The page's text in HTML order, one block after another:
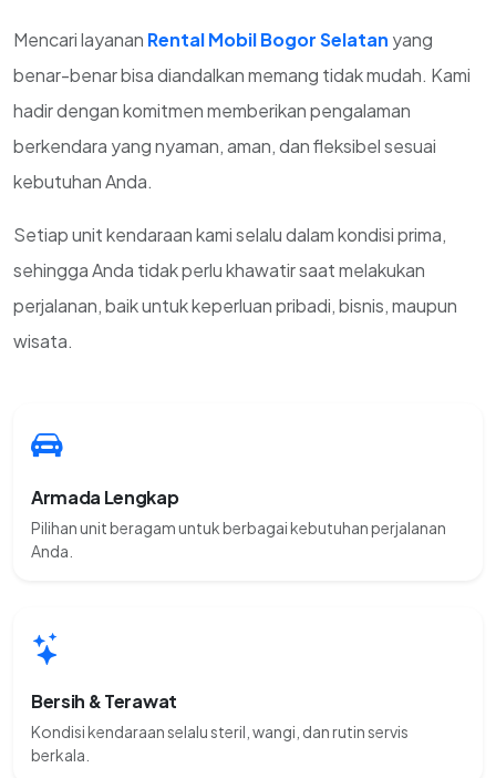
Mencari layanan Rental Mobil Bogor Selatan yang
benar-benar bisa diandalkan memang tidak mudah. Kami
hadir dengan komitmen memberikan pengalaman
berkendara yang nyaman, aman, dan fleksibel sesuai
kebutuhan Anda.
Setiap unit kendaraan kami selalu dalam kondisi prima,
sehingga Anda tidak perlu khawatir saat melakukan
perjalanan, baik untuk keperluan pribadi, bisnis, maupun
wisata.
Armada Lengkap
Pilihan unit beragam untuk berbagai kebutuhan perjalanan
Anda.
Bersih & Terawat
Kondisi kendaraan selalu steril, wangi, dan rutin servis
berkala.